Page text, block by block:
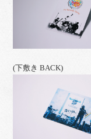
(下敷き BACK)